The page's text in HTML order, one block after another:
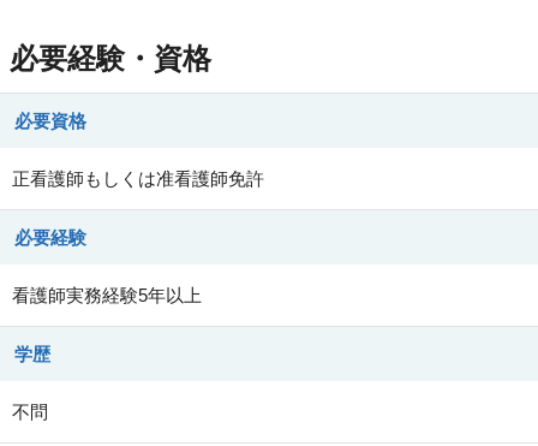
必要経験・資格
必要資格
正看護師もしくは准看護師免許
必要経験
看護師実務経験5年以上
学歴
不問